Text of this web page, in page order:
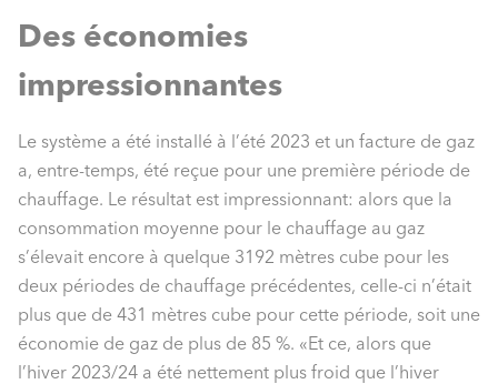
Des économies
impressionnantes
Le système a été installé à l’été 2023 et un facture de gaz
a, entre-temps, été reçue pour une première période de
chauffage. Le résultat est impressionnant: alors que la
consommation moyenne pour le chauffage au gaz
s’élevait encore à quelque 3192 mètres cube pour les
deux périodes de chauffage précédentes, celle-ci n’était
plus que de 431 mètres cube pour cette période, soit une
économie de gaz de plus de 85 %. «Et ce, alors que
l’hiver 2023/24 a été nettement plus froid que l’hiver